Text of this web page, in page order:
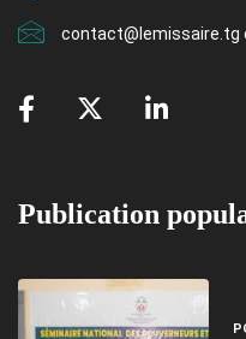
contact@lemissaire.tg
Publication